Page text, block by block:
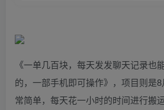
《一单几百块，每天发发聊天记录也
的，一部手机即可操作》，项目则是
常简单，每天花一小时的时间进行搬